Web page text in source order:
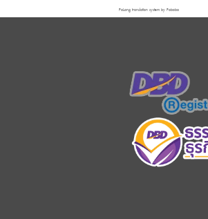
FaLang translation system by Faboba